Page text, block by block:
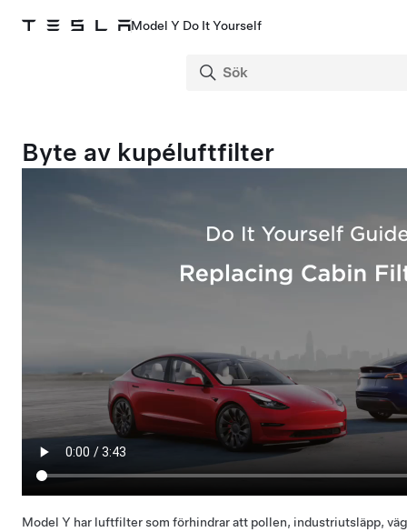
Model Y Do It Yourself
Byte av kupéluftfilter
Model Y har luftfilter som förhindrar att pollen, industriutsläpp,